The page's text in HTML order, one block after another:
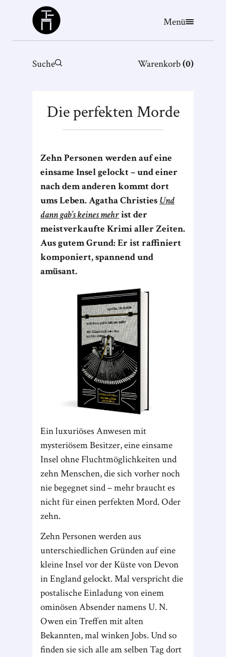
Büchergilde
Menü
Suche Warenkorb(0)
Die perfekten Morde
Zehn Personen werden auf eine
einsame Insel gelockt – und einer
nach dem anderen kommt dort
ums Leben. Agatha ChristiesUnd
dann gab’s keines mehrist der
meistverkaufte Krimi aller Zeiten.
Aus gutem Grund: Er ist raffiniert
komponiert, spannend und
amüsant.
Ein luxuriöses Anwesen mit
mysteriösem Besitzer, eine einsame
Insel ohne Fluchtmöglichkeiten und
zehn Menschen, die sich vorher noch
nie begegnet sind – mehr braucht es
nicht für einen perfekten Mord. Oder
zehn.
Zehn Personen werden aus
unterschiedlichen Gründen auf eine
kleine Insel vor der Küste von Devon
in England gelockt. Mal verspricht die
postalische Einladung von einem
ominösen Absender namens U. N.
Owen ein Treffen mit alten
Bekannten, mal winken Jobs. Und so
finden sie sich alle am selben Tag dort